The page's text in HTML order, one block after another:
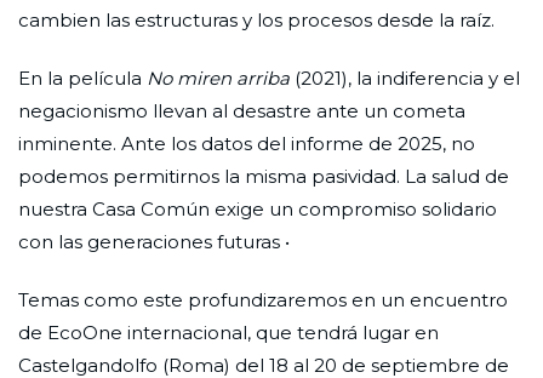
cambien las estructuras y los procesos desde la raíz.
En la película No miren arriba (2021), la indiferencia y el
negacionismo llevan al desastre ante un cometa
inminente. Ante los datos del informe de 2025, no
podemos permitirnos la misma pasividad. La salud de
nuestra Casa Común exige un compromiso solidario
con las generaciones futuras •
Temas como este profundizaremos en un encuentro
de EcoOne internacional, que tendrá lugar en
Castelgandolfo (Roma) del 18 al 20 de septiembre de